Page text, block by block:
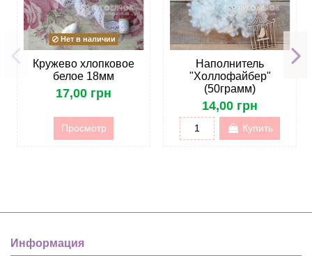
Нет в наличии
Кружево хлопковое
белое 18мм
17,00 грн
Просмотр
Наполнитель
"Холлофайбер"
(50грамм)
14,00 грн
Купить
Информация